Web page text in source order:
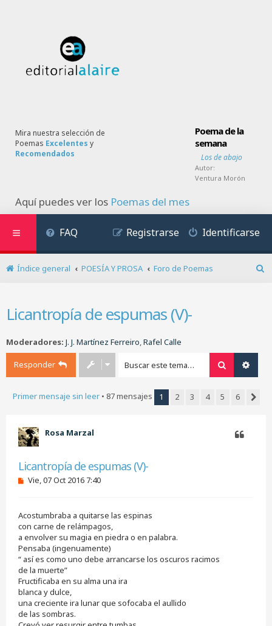
Mira nuestra selección de
Poemas Excelentes y
Recomendados
Poema de la
semana
Los de abajo
Autor:
Ventura Morón
Aquí puedes ver los Poemas del mes
FAQ Identificarse
Registrarse
Índice general POESÍA Y PROSA
Foro de Poemas
Licantropía de espumas (V)-
Moderadores: J. J. Martínez Ferreiro Rafel Calle
Responder Buscar
Primer mensaje sin leer• 87 mensajes 1 2 3 4 5
6
Rosa Marzal
Licantropía de espumas (V)-
M
a
j
e
s
i
n
l
e
e
r
Vie, 07 Oct 2016 7:40
Acostumbraba a quitarse las espinas
con carne de relámpagos,
a envolver su magia en piedra o en palabra.
Pensaba (ingenuamente)
“ así es como uno debe arrancarse los oscuros racimos
de la muerte”
Fructificaba en su alma una ira
blanca y dulce,
una creciente ira lunar que sofocaba el aullido
de las sombras.